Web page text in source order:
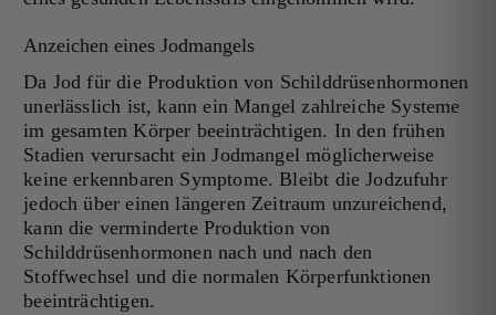
Anzeichen eines Jodmangels
Da Jod für die Produktion von Schilddrüsenhormonen
unerlässlich ist, kann ein Mangel zahlreiche Systeme
im gesamten Körper beeinträchtigen. In den frühen
Stadien verursacht ein Jodmangel möglicherweise
keine erkennbaren Symptome. Bleibt die Jodzufuhr
jedoch über einen längeren Zeitraum unzureichend,
kann die verminderte Produktion von
Schilddrüsenhormonen nach und nach den
Stoffwechsel und die normalen Körperfunktionen
beeinträchtigen.